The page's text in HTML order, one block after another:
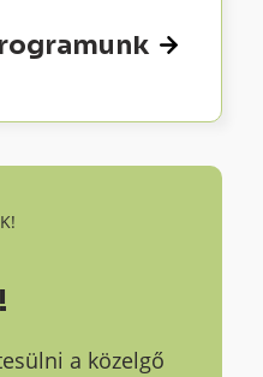
a közelgő